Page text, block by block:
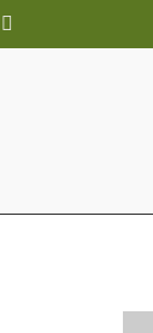
su dedo…